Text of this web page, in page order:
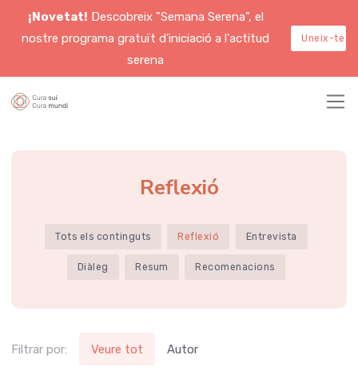
¡Novetat! Descobreix "Semana Serena", el
nostre programa gratuït d'iniciació a l'actitud
serena
Uneix-te
Reflexió
Tots els continguts Reflexió Entrevista
Diàleg Resum Recomenacions
Filtrar por: Veure tot Autor